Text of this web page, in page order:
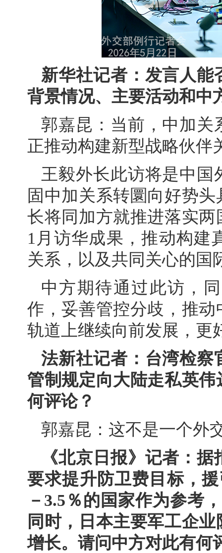
新华社记者：发言人
背景情况、主要活动和中
郭嘉昆：当前，中加关
正推动构建新型战略伙伴
王毅外长此访将是中
固中加关系转圜向好势
长将同加方就推进落实
1月访华成果，推动构建
关系，以及共同关心的国
中方期待通过此访，
作，妥善管控分歧，推
轨道上继续向前发展，更
法新社记者：台湾检察
管制规定向大陆走私英
何评论？
郭嘉昆：这不是一个外
《北京日报》记者：
要求提升防卫费目标，
－3.5％的国家作为参考
同时，日本主要军工企
增长。请问中方对此有何